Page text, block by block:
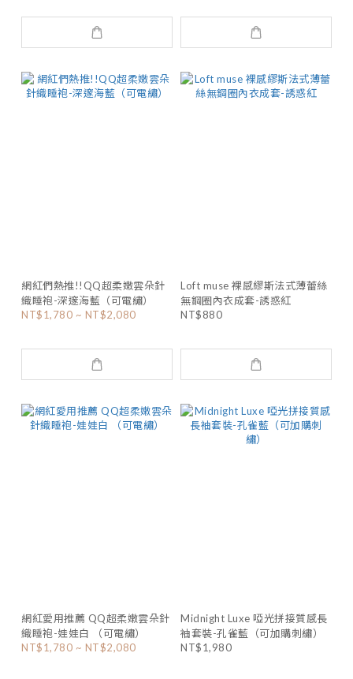
網紅們熱推!!QQ超柔嫩雲朵針
織睡袍-深邃海藍（可電繡）
NT$1,780 ~ NT$2,080
Loft muse 裸感繆斯法式薄蕾絲
無鋼圈內衣成套-誘惑紅
NT$880
網紅愛用推薦 QQ超柔嫩雲朵針
織睡袍-娃娃白 （可電繡）
NT$1,780 ~ NT$2,080
Midnight Luxe 啞光拼接質感長
袖套裝-孔雀藍（可加購刺繡）
NT$1,980